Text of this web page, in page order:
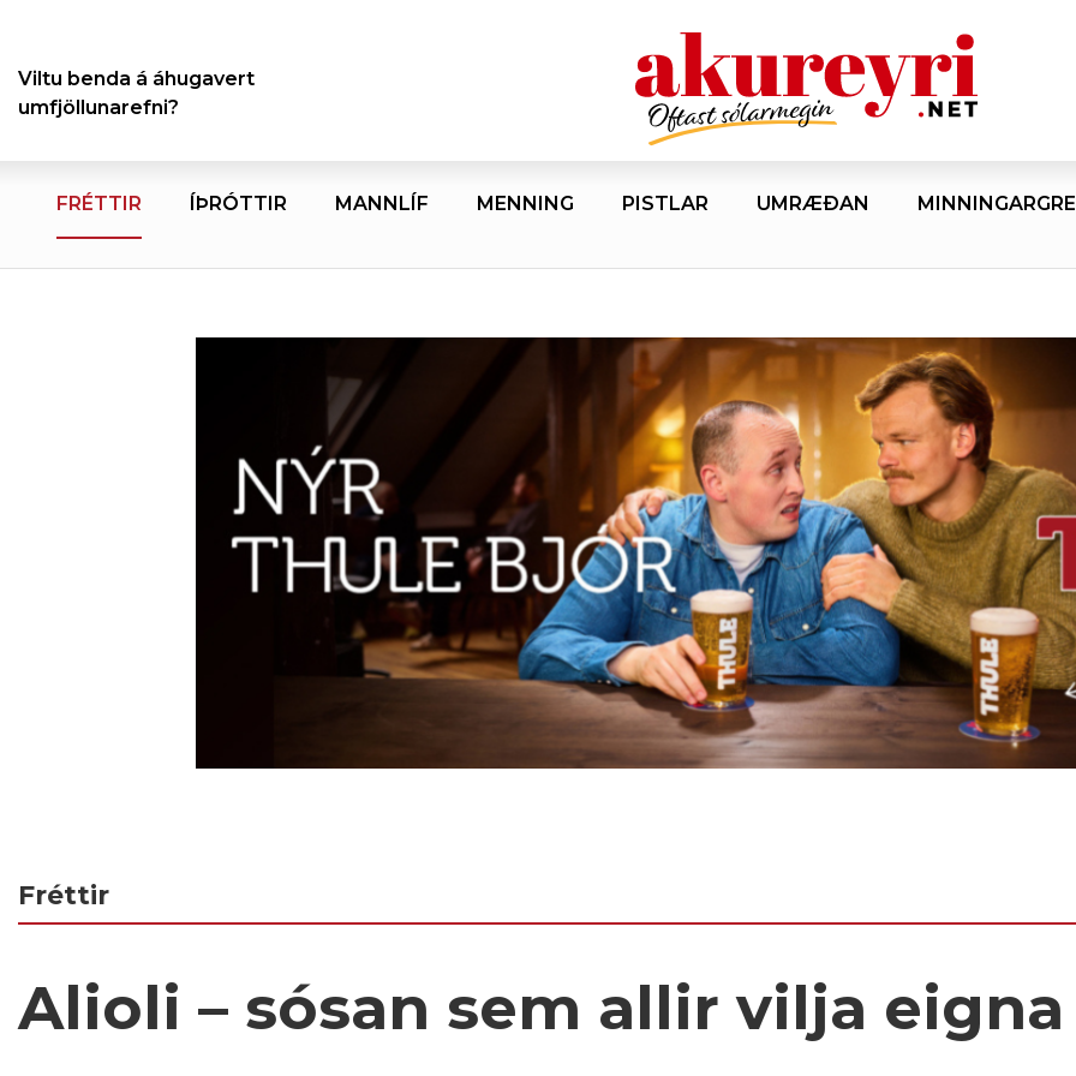
Viltu benda á áhugavert
umfjöllunarefni?
FRÉTTIR ÍÞRÓTTIR MANNLÍF MENNING PISTLAR UMRÆÐAN
Fréttir
Alioli – sósan sem allir vilja eigna